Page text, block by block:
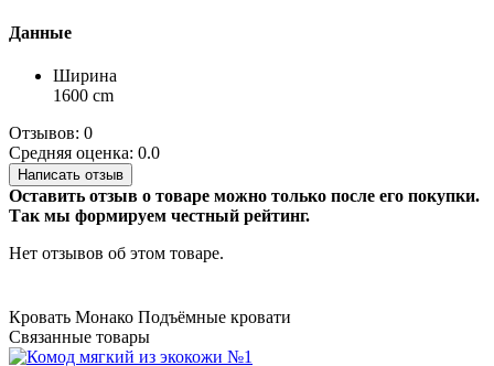
Данные
Ширина
1600 cm
Отзывов: 0
Средняя оценка: 0.0
Написать отзыв
Оставить отзыв о товаре можно только после его покупки.
Так мы формируем честный рейтинг.
Нет отзывов об этом товаре.
Кровать Монако Подъёмные кровати
Связанные товары